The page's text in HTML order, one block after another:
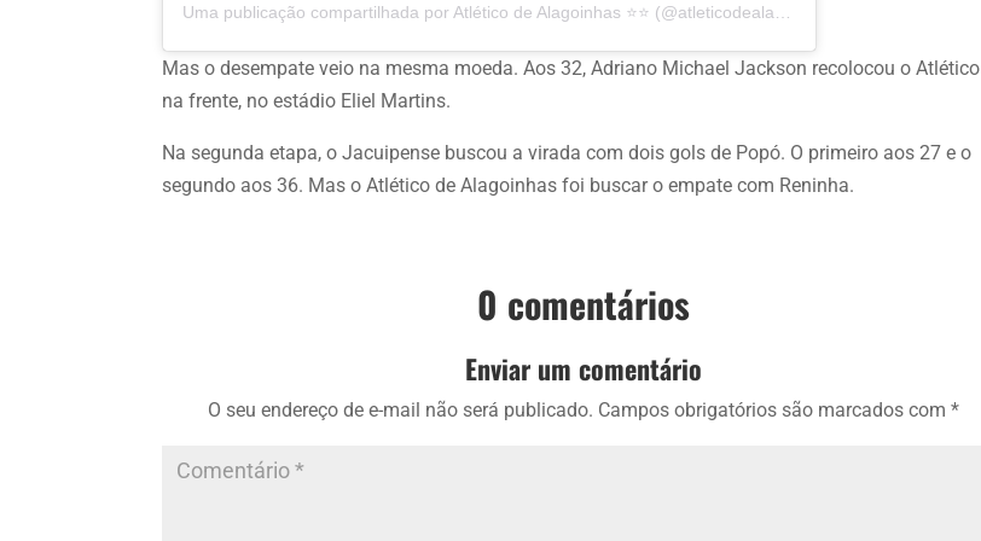
Uma publicação compartilhada por Atlético de Alagoinhas ⭐⭐️ (@atleticodealagoinhas)
Mas o desempate veio na mesma moeda. Aos 32, Adriano Michael Jackson recolocou o Atlético
na frente, no estádio Eliel Martins.
Na segunda etapa, o Jacuipense buscou a virada com dois gols de Popó. O primeiro aos 27 e o
segundo aos 36. Mas o Atlético de Alagoinhas foi buscar o empate com Reninha.
0 comentários
Enviar um comentário
O seu endereço de e-mail não será publicado. Campos obrigatórios são marcados com *